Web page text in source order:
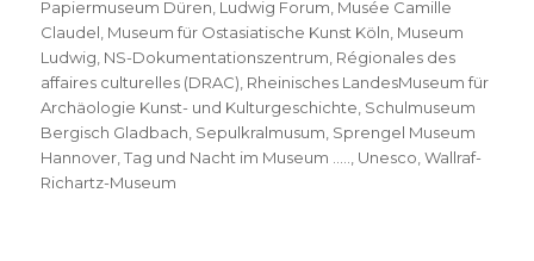
Papiermuseum Düren Ludwig Forum Musée Camille
Claudel Museum für Ostasiatische Kunst Köln Museum
Ludwig NS-Dokumentationszentrum Régionales des
affaires culturelles (DRAC) Rheinisches LandesMuseum für
Archäologie Kunst- und Kulturgeschichte Schulmuseum
Bergisch Gladbach Sepulkralmusum Sprengel Museum
Hannover ,Tag und Nacht im Museum ….. Unesco ,Wallraf-
Richartz-Museum